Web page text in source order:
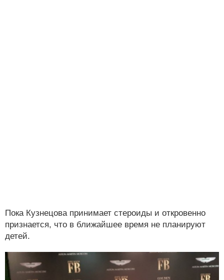
Пока Кузнецова принимает стероиды и откровенно
признается, что в ближайшее время не планируют
детей.